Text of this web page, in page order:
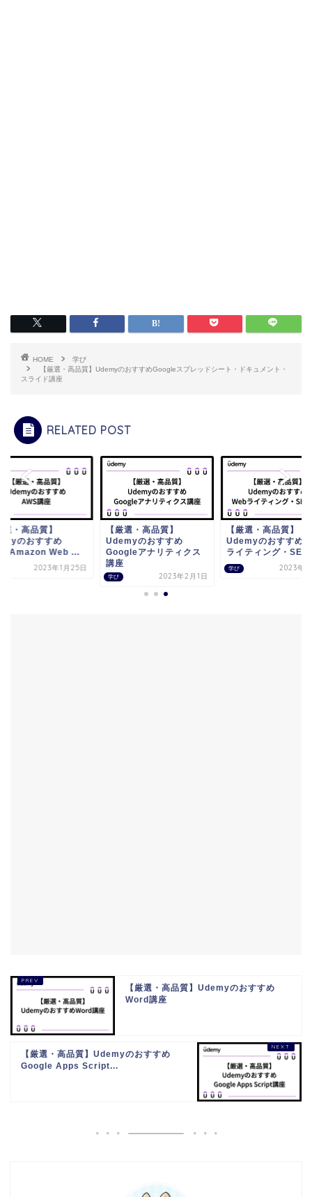
HOME
学び
【厳選・高品質】UdemyのおすすめGoogleスプレッドシート・ドキュメント・
スライド講座
RELATED POST
選・高品質】
のおすすめ
Web ...
2023年1月25日
学び
【厳選・高品質】
Udemyのおすすめ
Googleアナリティクス
講座
2023年2月1日
学び
【厳選・高品質】
Udemyのおすすめ
ライティング・SEO
2023年2
【厳選・高品質】Udemyのおすすめ
Word講座
【厳選・高品質】Udemyのおすすめ
Google Apps Script...